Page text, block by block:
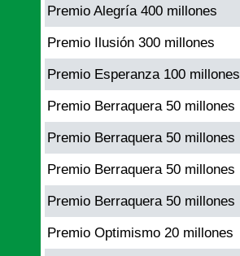
Premio Alegría 400 millones
Premio Ilusión 300 millones
Premio Esperanza 100 millones
Premio Berraquera 50 millones
Premio Berraquera 50 millones
Premio Berraquera 50 millones
Premio Berraquera 50 millones
Premio Optimismo 20 millones